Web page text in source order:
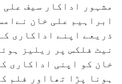
مشہور اداکار سیف
ابراہیم علی خان
ذریعے اپنے اداکاری
نیٹ فلکس پر ریلیز
خان کو اپنی اداکاری
ہونا پڑا تھااور فلم